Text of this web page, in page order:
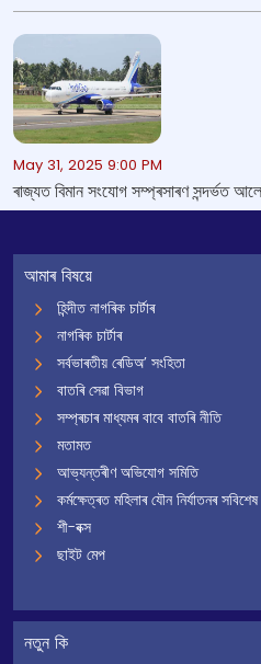
May 31, 2025 9:00 PM
ৰাজ্যত বিমান সংযোগ সম্প্ৰসাৰণ সন্দৰ্ভত
আমাৰ বিষয়ে
হিন্দীত নাগৰিক চাৰ্টাৰ
নাগৰিক চাৰ্টাৰ
সৰ্বভাৰতীয় ৰেডিঅ’ সংহিতা
বাতৰি সেৱা বিভাগ
সম্প্ৰচাৰ মাধ্যমৰ বাবে বাতৰি নীতি
মতামত
আভ্যন্তৰীণ অভিযোগ সমিতি
কৰ্মক্ষেত্ৰত মহিলাৰ যৌন নিৰ্যাতনৰ
শী-বক্স
ছাইট মেপ
নতুন কি